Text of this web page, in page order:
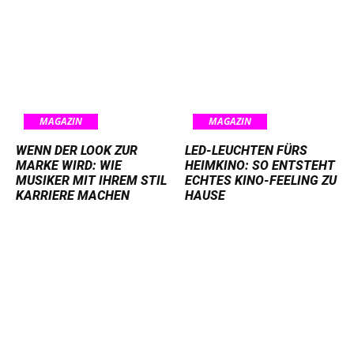
MAGAZIN
WENN DER LOOK ZUR
MARKE WIRD: WIE
MUSIKER MIT IHREM STIL
KARRIERE MACHEN
MAGAZIN
LED-LEUCHTEN FÜRS
HEIMKINO: SO ENTSTEHT
ECHTES KINO-FEELING ZU
HAUSE